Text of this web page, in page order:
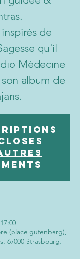
de
qu'il
Médecine
album de
(place gutenberg),
67000 Strasbourg,